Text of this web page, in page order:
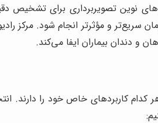
نوین تصویربرداری برای
و مؤثرتر انجام شود. مرکز
و دندان بیماران ایفا می‌کند.
کدام کاربردهای خاص خود را